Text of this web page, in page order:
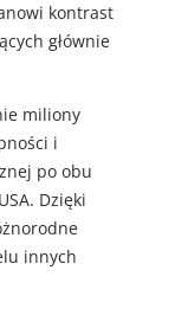
kontrast
głównie
miliony
i
po obu
Dzięki
innych